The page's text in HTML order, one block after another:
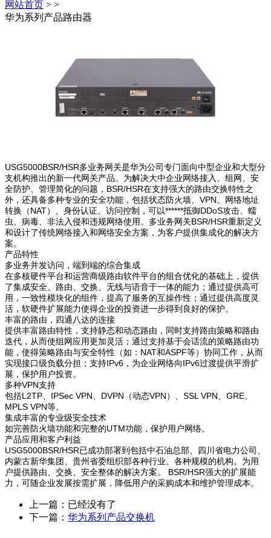
网站首页 > >
华为系列产品路由器
USG5000BSR/HSR多业务网关是华为公司专门面向中型企业和大型分
支机构推出的新一代网关产品。为解决大中企业网络接入、组网、安
全防护、管理简化的问题，BSR/HSR在支持强大的路由交换特性之
外，还具备多种专业的安全功能，包括状态防火墙、VPN、网络地址
转换（NAT）、身份认证、访问控制，可以******抵御DDoS攻击、蠕
虫、病毒、非法入侵和违规网络使用。多业务网关BSR/HSR重新定义
和设计了传统网络接入和网络安全方案，为客户提供集成化的解决方
案。
产品特性
多业务并发访问，端到端的综合集成
在多核硬件平台和运营商级路由软件平台的组合优化的基础上，提供
了集成安全、路由、交换、无线与语音于一体的能力；通过提供高可
用，一致性模块化的组件，提高了服务的互操作性；通过提供高度灵
活，软硬件扩展能力使得企业的投资进一步得到良好的保护。
丰富的路由，四通八达的连接
提供丰富路由特性，支持静态和动态路由，同时支持路由策略和路由
迭代，从而使组网应用更加灵活；通过支持基于会话流的策略路由功
能，使得策略路由与安全特性（如：NAT和ASPF等）协同工作，从而
实现接口级负载分担；支持IPv6，为企业网络向IPv6过渡提供平滑扩
展，保护用户投资。
多种VPN支持
包括L2TP、IPSec VPN、DVPN（动态VPN）、SSL VPN、GRE、
MPLS VPN等。
集成丰富的专业级安全技术
如完善防火墙功能和完整的UTM功能，保护用户网络。
产品应用和客户利益
USG5000BSR/HSR已成功部署到包括中石油总部、四川省电力公司、
内蒙古新华集团、贵州省委组织部各种行业、各种规模的机构。为用
户提供路由、交换、安全整体的解决方案。 BSR/HSR强大的扩展能
力，可随企业发展按需扩展，降低用户的采购成本和维护管理成本。
上一篇：已经没有了
下一篇： 华为系列产品交换机